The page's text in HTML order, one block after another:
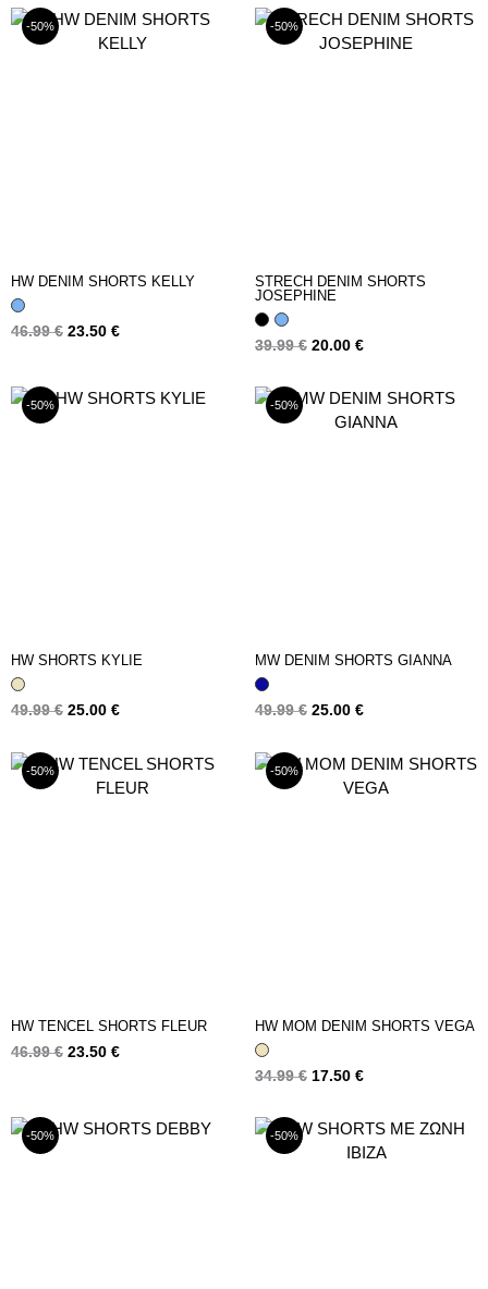
-50%
HW DENIM SHORTS KELLY
46.99€ 23.50 €
-50%
STRECH DENIM SHORTS
JOSEPHINE
39.99€ 20.00 €
-50%
HW SHORTS KYLIE
49.99€ 25.00 €
-50%
MW DENIM SHORTS GIANNA
49.99€ 25.00 €
-50%
HW TENCEL SHORTS FLEUR
46.99€ 23.50 €
-50%
HW MOM DENIM SHORTS VEGA
34.99€ 17.50 €
-50% -50%